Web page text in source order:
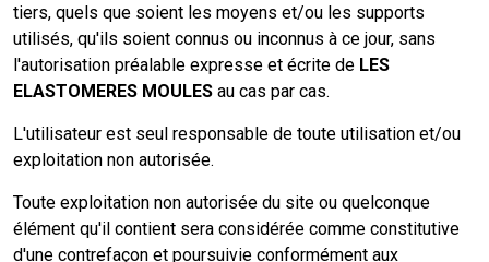
tiers, quels que soient les moyens et/ou les supports
utilisés, qu'ils soient connus ou inconnus à ce jour, sans
l'autorisation préalable expresse et écrite de LES
ELASTOMERES MOULES au cas par cas.
L'utilisateur est seul responsable de toute utilisation et/ou
exploitation non autorisée.
Toute exploitation non autorisée du site ou quelconque
élément qu'il contient sera considérée comme constitutive
d'une contrefaçon et poursuivie conformément aux